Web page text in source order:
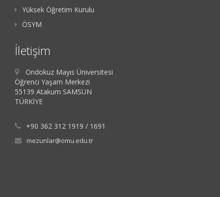
Yüksek Öğretim Kurulu
ÖSYM
İletişim
Ondokuz Mayıs Üniversitesi
Öğrenci Yaşam Merkezi
55139 Atakum SAMSUN
TÜRKİYE
+90 362 312 1919 / 1691
mezunlar@omu.edu.tr